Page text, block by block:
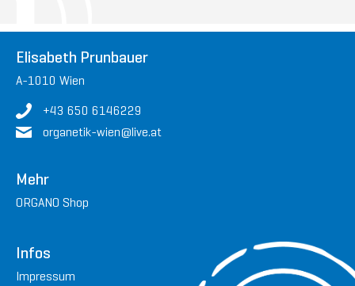
Elisabeth Prunbauer
A-1010 Wien
+43 650 6146229
organetik-wien@live.at
Mehr
ORGANO Shop
Infos
Impressum